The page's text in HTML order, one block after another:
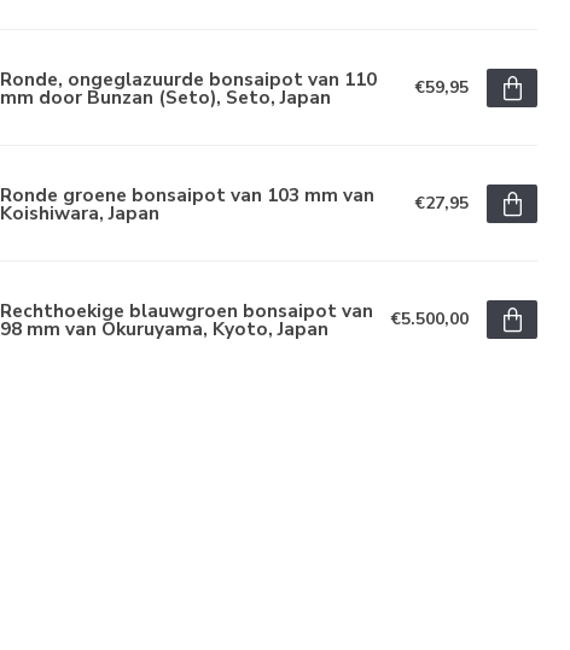
Ronde, ongeglazuurde bonsaipot van 110
mm door Bunzan (Seto), Seto, Japan €59,95
Ronde groene bonsaipot van 103 mm van
Koishiwara, Japan €27,95
Rechthoekige blauwgroen bonsaipot van
98 mm van Okuruyama, Kyoto, Japan €5.500,00